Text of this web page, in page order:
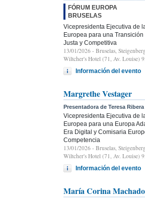
FÓRUM EUROPA
BRUSELAS
Vicepresidenta Ejecutiva de
Europea para una
Justa y Competitiva
13/01/2026 - Bruselas,
Wiltcher's Hotel (71, Av. Louise)
Información del evento
Margrethe Vestager
Presentadora de Teresa
Vicepresidenta Ejecutiva de
Europea para una Europa
Era Digital y Comisaria
Competencia
13/01/2026 - Bruselas,
Wiltcher's Hotel (71, Av. Louise)
Información del evento
María Corina Machado